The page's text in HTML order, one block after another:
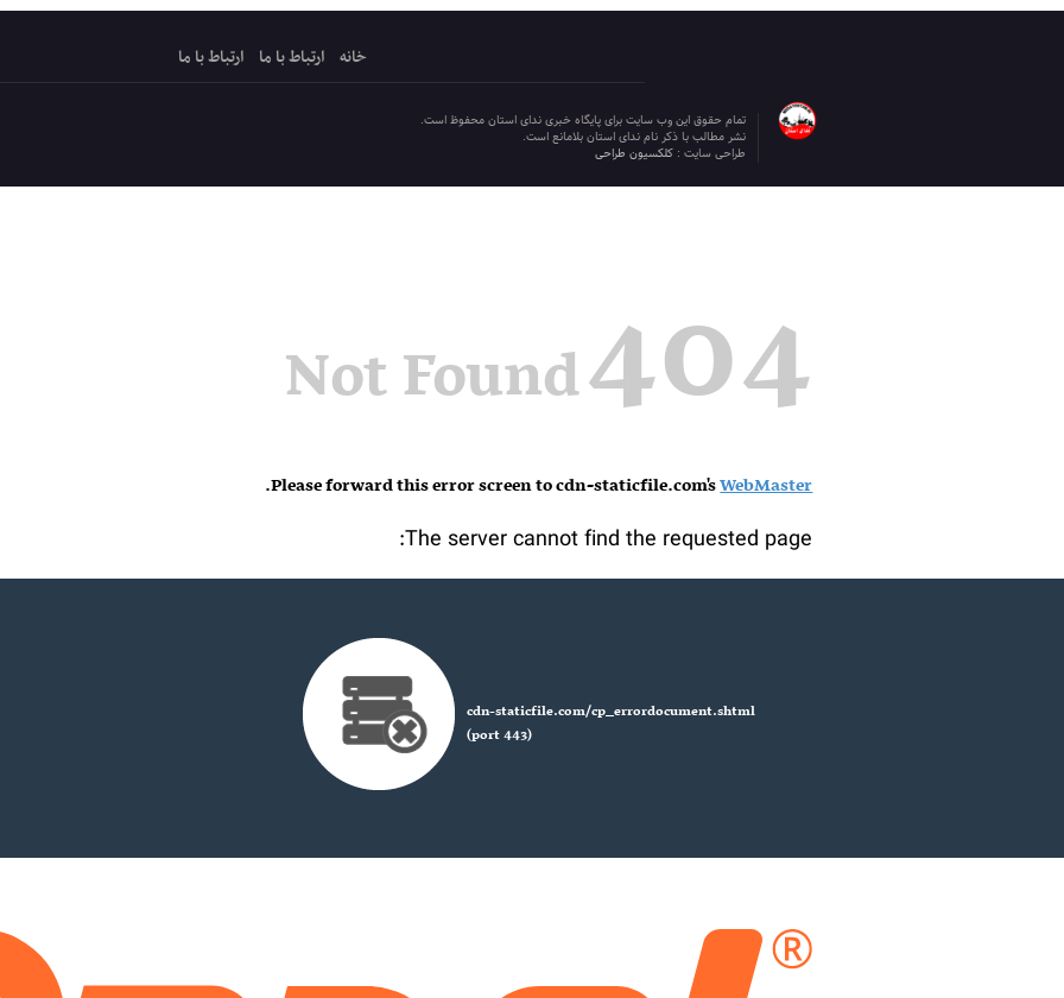
خانه ارتباط با ما ارتباط با ما
تمام حقوق این وب سایت برای پایگاه خبری ندای استان محفوظ است.
نشر مطالب با ذکر نام ندای استان بلامانع است.
طراحی سایت : کلکسیون طراحی
404
Not Found
Please forward this error screen to cdn-staticfile.com'sWebMaster
.
The server cannot find the requested page:
cdn-staticfile.com/cp_errordocument.shtml
(port 443)